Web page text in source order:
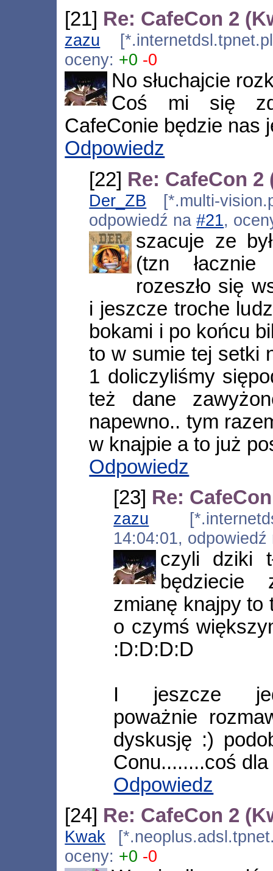
[21] Re: CafeCon 2
zazu
oceny: +0 -0
No słuchajcie
Coś mi się
CafeConie będzie nas
Odpowiedz
[22] Re: CafeCon 2
Der_ZB [*.multi-
odpowiedź na#21,
szacuje ze
(tzn
rozeszło się
i jeszcze troche
bokami i po końcu
to w sumie tej setki
1 doliczyliśmy
też dane
napewno.. tym
w knajpie a to już
Odpowiedz
[23] Re:
zazu
14:04:01,
czyli dziki
będziecie
zmianę knajpy to
o czymś
:D:D:D:D
I jeszcze
poważnie
dyskusję :)
Conu........coś
Odpowiedz
[24] Re: CafeCon 2
Kwak
oceny: +0 -0